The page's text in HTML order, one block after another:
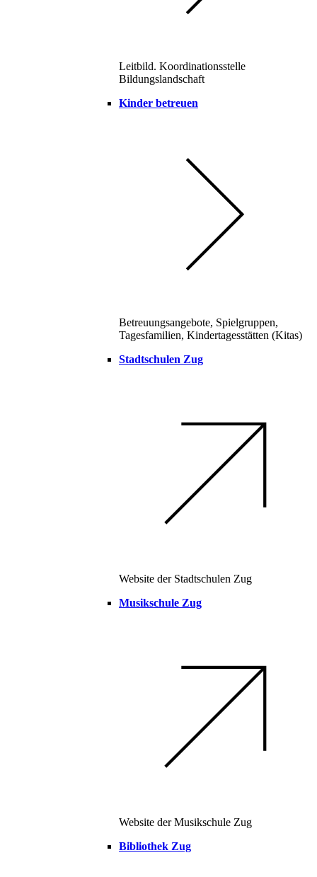
Leitbild. Koordinationsstelle
Bildungslandschaft
Kinder betreuen
Betreuungsangebote, Spielgruppen,
Tagesfamilien, Kindertagesstätten (Kitas)
Stadtschulen Zug
Website der Stadtschulen Zug
Musikschule Zug
Website der Musikschule Zug
Bibliothek Zug